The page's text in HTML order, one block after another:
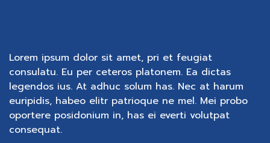
Lorem ipsum dolor sit amet, pri et feugiat
consulatu. Eu per ceteros platonem. Ea dictas
legendos ius. At adhuc solum has. Nec at harum
euripidis, habeo elitr patrioque ne mel. Mei probo
oportere posidonium in, has ei everti volutpat
consequat.